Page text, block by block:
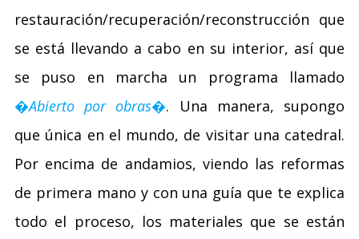
restauración/recuperación/reconstrucción que
se está llevando a cabo en su interior, así que
se puso en marcha un programa llamado
�Abierto por obras�. Una manera, supongo
que única en el mundo, de visitar una catedral.
Por encima de andamios, viendo las reformas
de primera mano y con una guía que te explica
todo el proceso, los materiales que se están